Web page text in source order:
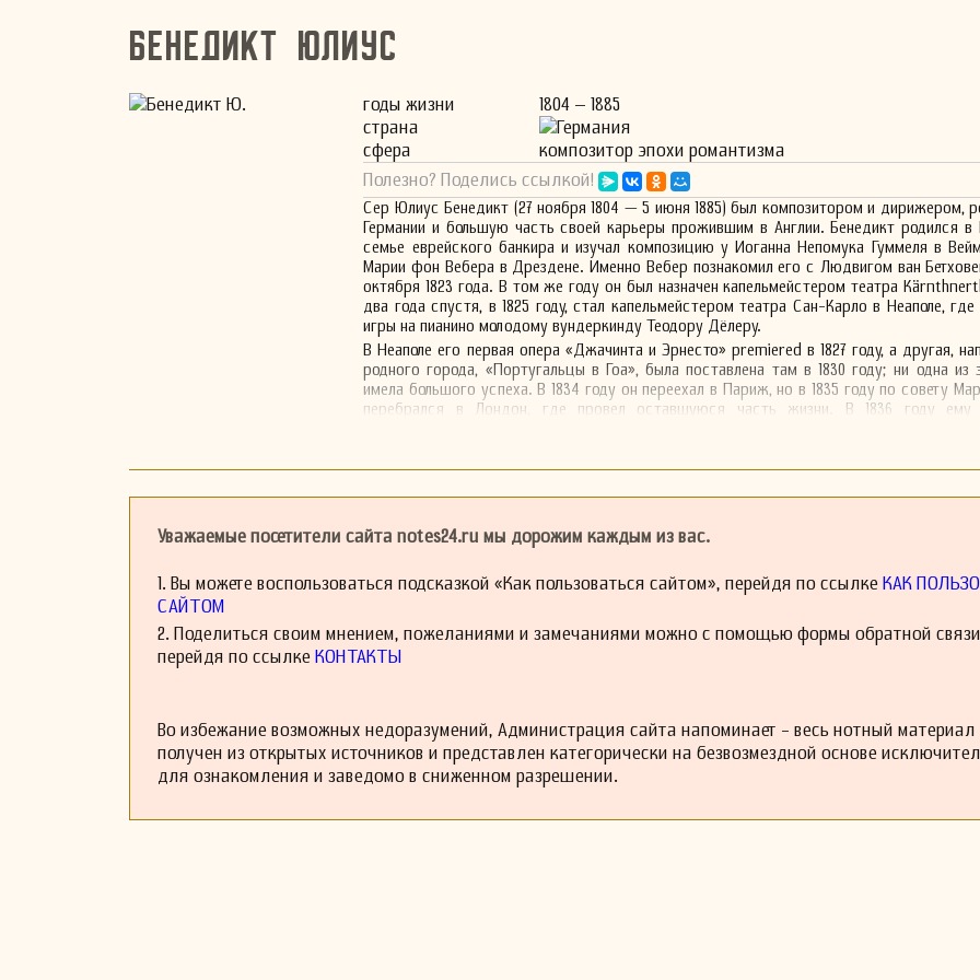
Бенедикт Юлиус
годы жизни
1804 – 1885
страна
Германия
сфера
композитор эпохи романтизма
Полезно? Поделись ссылкой!
Сер Юлиус Бенедикт (27 ноября 1804 — 5 июня 1885) был композитором и дирижером,
Германии и большую часть своей карьеры прожившим в Англии. Бенедикт родился в
семье еврейского банкира и изучал композицию у Иоганна Непомука Гуммеля в
Марии фон Вебера в Дрездене. Именно Вебер познакомил его с Людвигом ван
октября 1823 года. В том же году он был назначен капельмейстером театра
два года спустя, в 1825 году, стал капельмейстером театра Сан-Карло в Неаполе,
игры на пианино молодому вундеркинду Теодору Дёлеру.
В Неаполе его первая опера «Джачинта и Эрнесто» premiered в 1827 году, а другая,
родного города, «Португальцы в Гоа», была поставлена там в 1830 году; ни одна из
имела большого успеха. В 1834 году он переехал в Париж, но в 1835 году по совету
перебрался в Лондон, где провел оставшуюся часть жизни. В 1836 году ему
дирижировать оперным проектом в Лицейском театре, где он представил
В 1838 году он стал дирижером английской оперы в театре Royal Theatre, Drury
дирижировал «Илия» Феликса Мендельсона в Exeter Hall, где впервые выступила
оратории, а в 1850 году отправился в Америку в качестве аккомпаниатора и дирижера
По возвращении в 1852 году он стал музыкальным директором под управлением
дирижера Гармонического союза. Среди его меньших произведений — Андаттино для
инструмента и фортепиано, написанное в 1858 году. Бенедикт написал речитативы для
Его самая известная опера, «Лилия из Килларни», написанная на основе пьесы
«Коллин Бан» с либретто Джона Оксенфорда, была поставлена в Ковент-Гардене в
оперетта «Невеста песни» была представлена там в 1864 году.
в 1863 году. Оратория «Святая Цецилия» была исполнена на Норвичском фестивале
Уважаемые посетители сайта notes24.ru мы дорожим каждым из вас.
1. Вы можете воспользоваться подсказкой «Как пользоваться сайтом», перейдя по ссылке КАК
САЙТОМ
2. Поделиться своим мнением, пожеланиями и замечаниями можно с помощью формы обратной
перейдя по ссылке КОНТАКТЫ
Во избежание возможных недоразумений, Администрация сайта напоминает - весь нотный материал
получен из открытых источников и представлен категорически на безвозмездной основе
для ознакомления и заведомо в сниженном разрешении.